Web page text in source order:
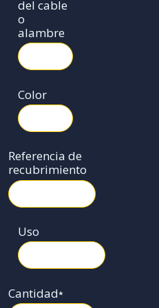
del cable
o
alambre
Color
Referencia de
recubrimiento
Uso
Cantidad*